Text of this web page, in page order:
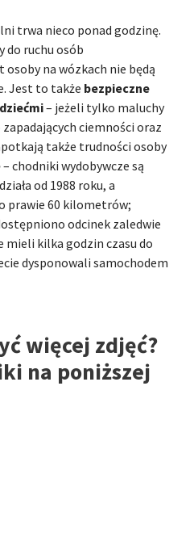
trwa nieco ponad godzinę.
do ruchu osób
osoby na wózkach nie będą
Jest to także bezpieczne
– jeżeli tylko maluchy
ciemności oraz
także trudności osoby
chodniki wydobywcze są
od 1988 roku, a
prawie 60 kilometrów;
odcinek zaledwie
kilka godzin czasu do
dysponowali samochodem
więcej zdjęć?
na poniższej